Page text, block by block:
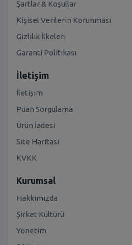
Şartlar & Koşullar
Kişisel Verilerin Korunması
Gizlilik İlkeleri
Garanti Politikası
İletişim
İletişim
Puan Sorgulama
Ürün İadesi
Site Haritası
KVKK
Kurumsal
Hakkımızda
Şirket Kültürü
Yönetim